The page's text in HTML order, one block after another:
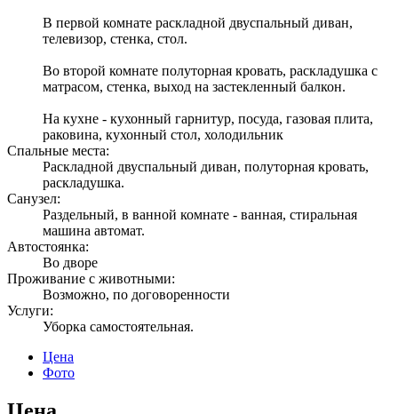
В первой комнате раскладной двуспальный диван,
телевизор, стенка, стол.
Во второй комнате полуторная кровать, раскладушка с
матрасом, стенка, выход на застекленный балкон.
На кухне - кухонный гарнитур, посуда, газовая плита,
раковина, кухонный стол, холодильник
Спальные места:
Раскладной двуспальный диван, полуторная кровать,
раскладушка.
Санузел:
Раздельный, в ванной комнате - ванная, стиральная
машина автомат.
Автостоянка:
Во дворе
Проживание с животными:
Возможно, по договоренности
Услуги:
Уборка самостоятельная.
Цена
Фото